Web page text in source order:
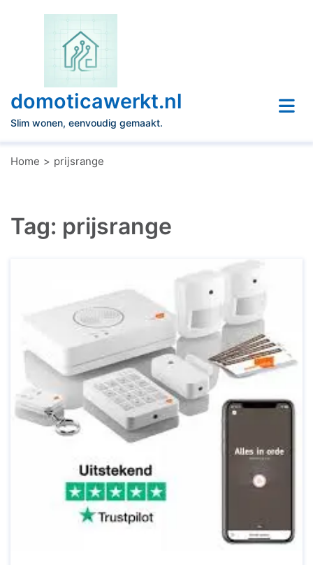
domoticawerkt.nl
Slim wonen, eenvoudig gemaakt.
Home prijsrange
Tag: prijsrange